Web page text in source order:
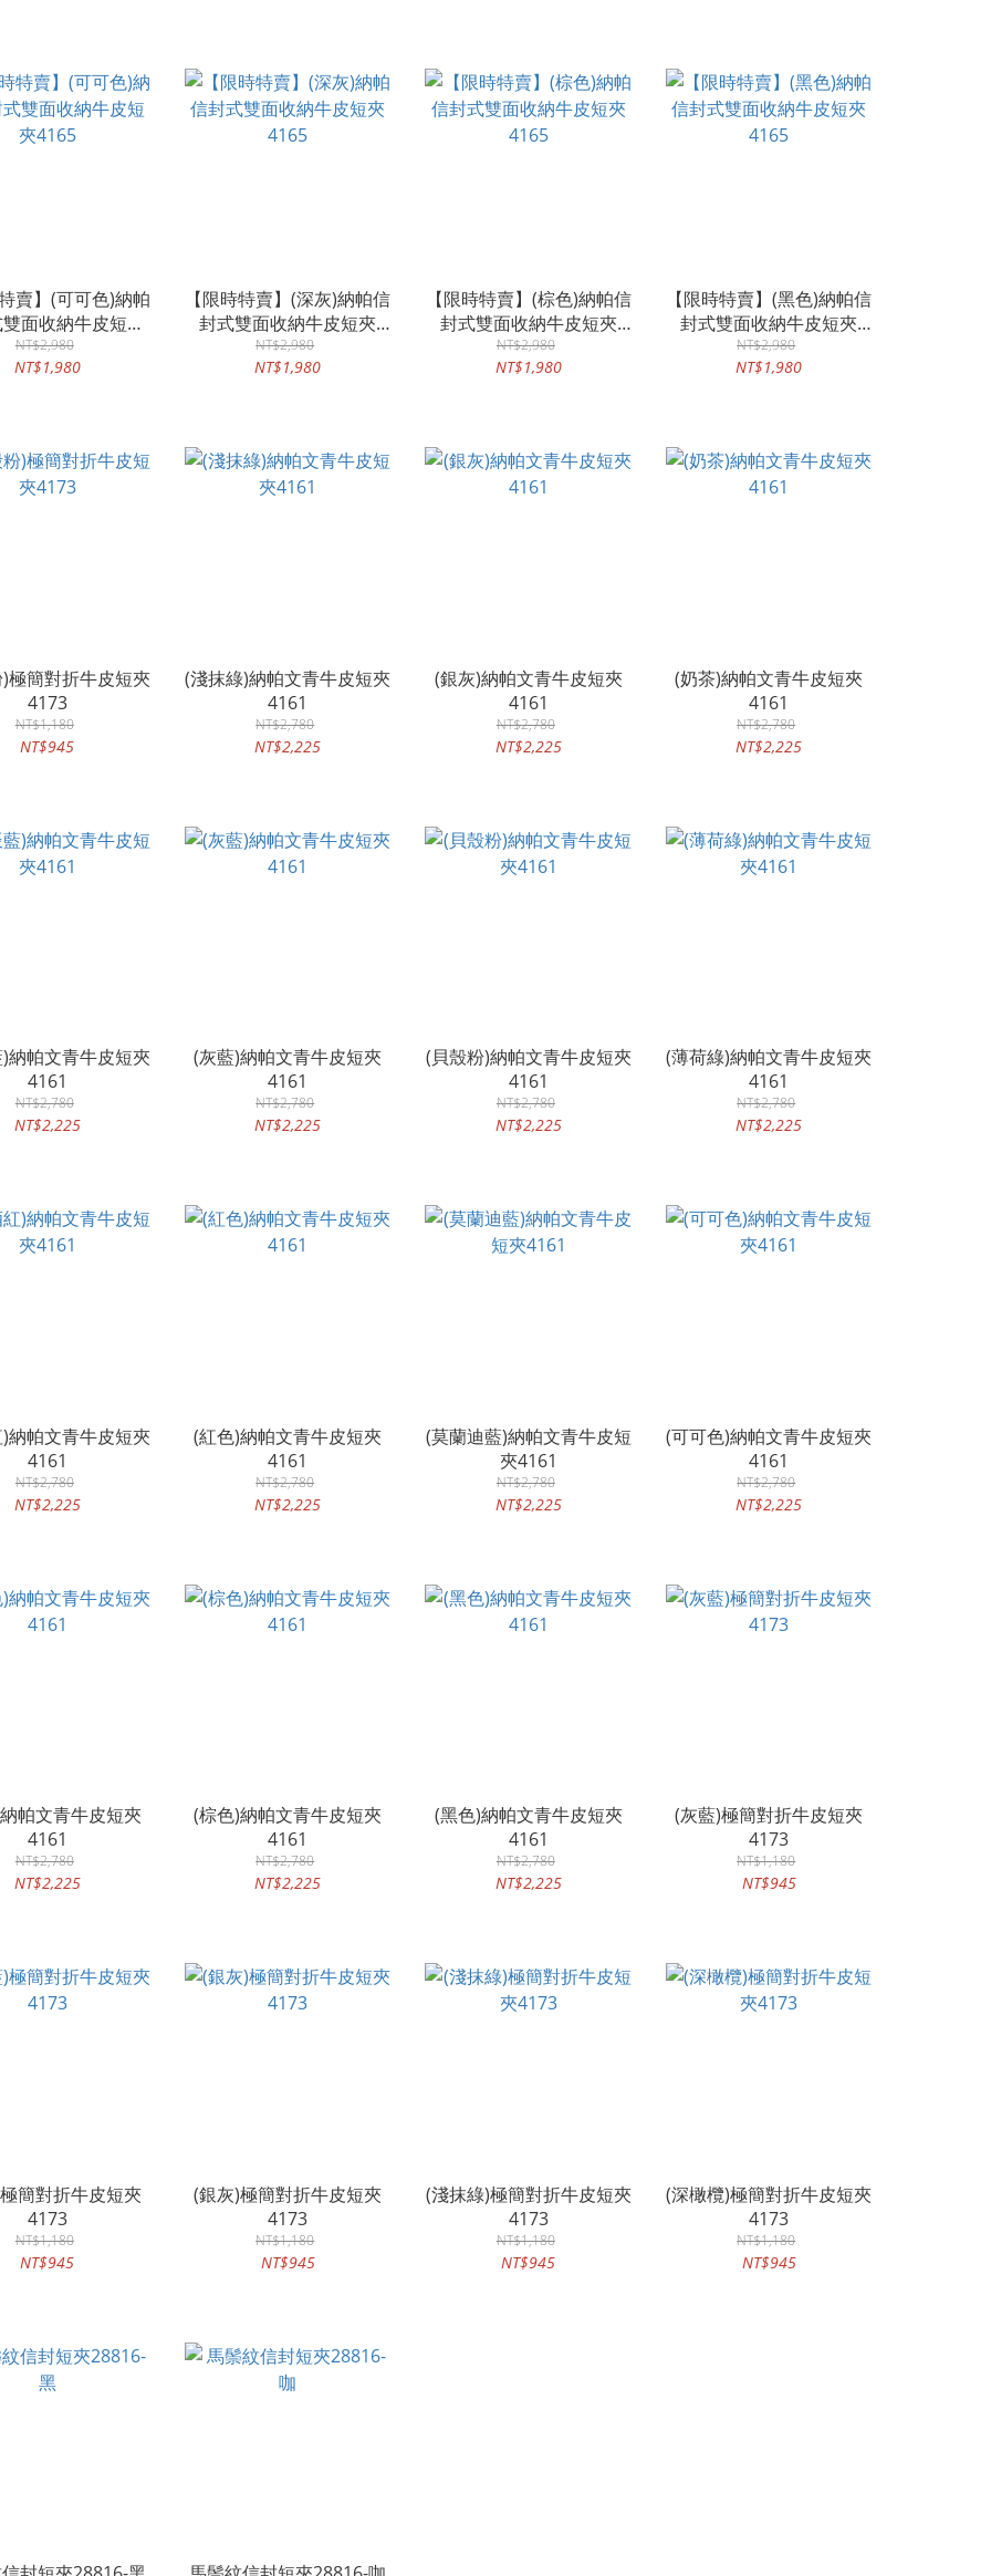
賣】(可可色)納帕
面收納牛皮短夾
4165
NT$2,980
NT$1,980
【限時特賣】(深灰)納帕信
封式雙面收納牛皮短夾
4165
NT$2,980
NT$1,980
【限時特賣】(棕色)納帕信
封式雙面收納牛皮短夾
4165
NT$2,980
NT$1,980
【限時特賣】(黑色)納帕信
封式雙面收納牛皮短夾
4165
NT$2,980
NT$1,980
極簡對折牛皮短夾
4173
NT$1,180
NT$945
(淺抹綠)納帕文青牛皮短夾
4161
NT$2,780
NT$2,225
(銀灰)納帕文青牛皮短夾
4161
NT$2,780
NT$2,225
(奶茶)納帕文青牛皮短夾
4161
NT$2,780
NT$2,225
納帕文青牛皮短夾
4161
NT$2,780
NT$2,225
(灰藍)納帕文青牛皮短夾
4161
NT$2,780
NT$2,225
(貝殼粉)納帕文青牛皮短夾
4161
NT$2,780
NT$2,225
(薄荷綠)納帕文青牛皮短夾
4161
NT$2,780
NT$2,225
納帕文青牛皮短夾
4161
NT$2,780
NT$2,225
(紅色)納帕文青牛皮短夾
4161
NT$2,780
NT$2,225
(莫蘭迪藍)納帕文青牛皮短
夾4161
NT$2,780
NT$2,225
(可可色)納帕文青牛皮短夾
4161
NT$2,780
NT$2,225
帕文青牛皮短夾
4161
NT$2,780
NT$2,225
(棕色)納帕文青牛皮短夾
4161
NT$2,780
NT$2,225
(黑色)納帕文青牛皮短夾
4161
NT$2,780
NT$2,225
(灰藍)極簡對折牛皮短夾
4173
NT$1,180
NT$945
簡對折牛皮短夾
4173
NT$1,180
NT$945
(銀灰)極簡對折牛皮短夾
4173
NT$1,180
NT$945
(淺抹綠)極簡對折牛皮短夾
4173
NT$1,180
NT$945
(深橄欖)極簡對折牛皮短夾
4173
NT$1,180
NT$945